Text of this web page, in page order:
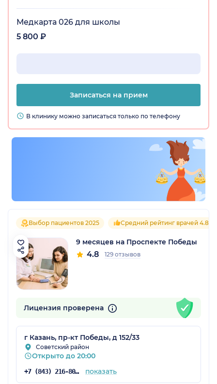
Медкарта 026 для школы
5 800 ₽
Записаться на прием
В клинику можно записаться только по телефону
Выбор пациентов 2025 Средний рейтинг врачей 4.8
9 месяцев на Проспекте Победы
4.8 129 отзывов
Лицензия проверена
г Казань, пр-кт Победы, д 152/33
Советский район
Открыто до 20:00
+7 (843) 216-80-23 показать